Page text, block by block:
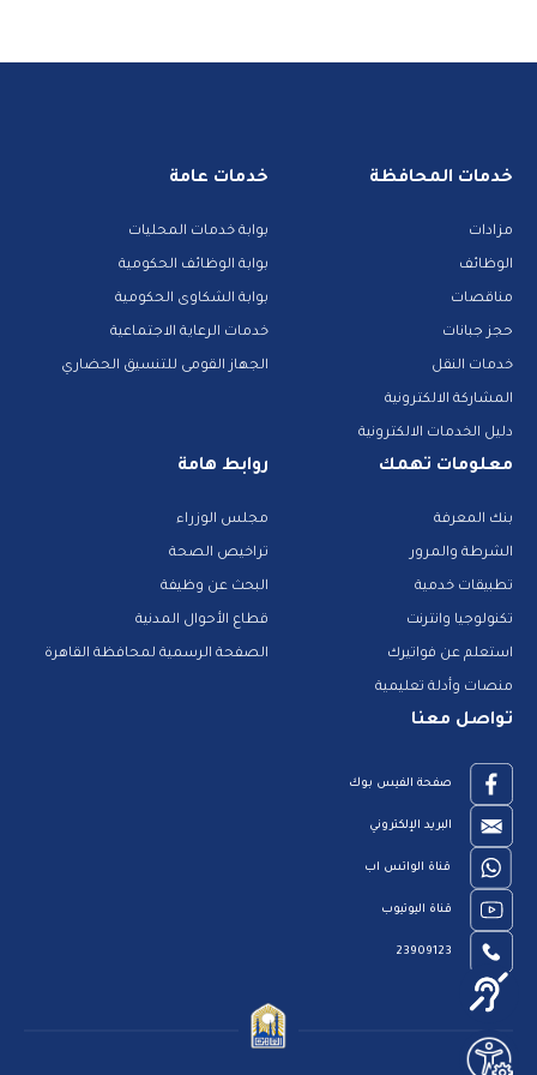
خدمات المحافظة
مزادات
الوظائف
مناقصات
حجز جبانات
خدمات النقل
المشاركة الالكترونية
دليل الخدمات الالكترونية
خدمات عامة
بوابة خدمات المحليات
بوابة الوظائف الحكومية
بوابة الشكاوى الحكومية
خدمات الرعاية الاجتماعية
الجهاز القومى للتنسيق الحضاري
معلومات تهمك
بنك المعرفة
الشرطة والمرور
تطبيقات خدمية
تكنولوجيا وانترنت
استعلم عن فواتيرك
منصات وأدلة تعليمية
روابط هامة
مجلس الوزراء
تراخيص الصحة
البحث عن وظيفة
قطاع الأحوال المدنية
الصفحة الرسمية لمحافظة القاهرة
تواصل معنا
صفحة الفيس بوك
البريد الإلكتروني
قناة الواتس اب
قناة اليوتيوب
23909123